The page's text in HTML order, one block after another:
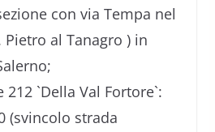
con via Tempa nel
Pietro al Tanagro ) in
212 `Della Val Fortore`:
(svincolo strada